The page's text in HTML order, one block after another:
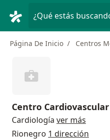
¿Qué estás
Página De Inicio Centros
Centro
Cardiología ver más
Rionegro 1 dirección